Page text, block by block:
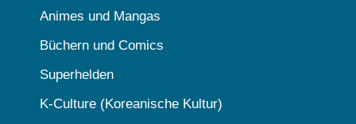
Animes und Mangas
Büchern und Comics
Superhelden
K-Culture (Koreanische Kultur)